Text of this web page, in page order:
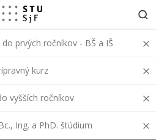
prvých ročníkov - BŠ a IŠ
kurz
vyšších ročníkov
Ing. a PhD. štúdium